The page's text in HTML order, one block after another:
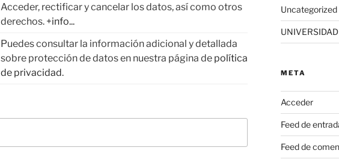
Acceder, rectificar y cancelar los datos, así como otros
derechos. +info...
Puedes consultar la información adicional y detallada
sobre protección de datos en nuestra página de política
de privacidad.
Uncategorized
UNIVERSIDAD
META
Acceder
Feed de
Feed de